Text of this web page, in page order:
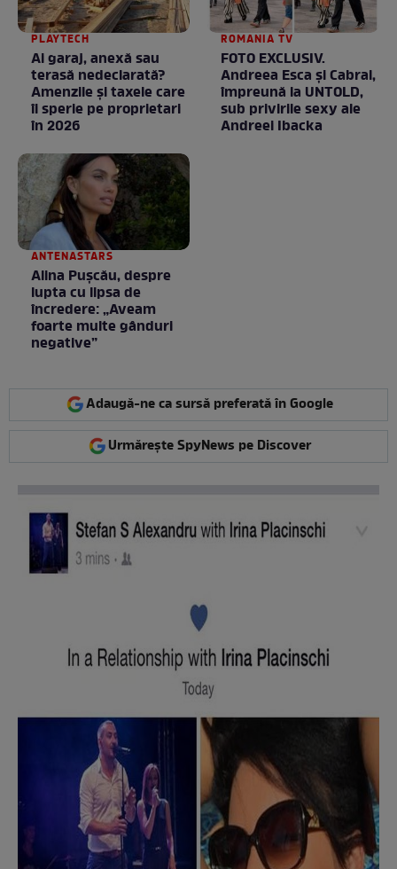
PLAYTECH
Ai garaj, anexă sau
terasă nedeclarată?
Amenzile și taxele care
îi sperie pe proprietari
în 2026
ROMANIA TV
FOTO EXCLUSIV.
Andreea Esca şi Cabral,
împreună la UNTOLD,
sub privirile sexy ale
Andreei Ibacka
ANTENASTARS
Alina Pușcău, despre
lupta cu lipsa de
încredere: „Aveam
foarte multe gânduri
negative”
Adaugă-ne ca sursă preferată în Google
Urmărește SpyNews pe Discover